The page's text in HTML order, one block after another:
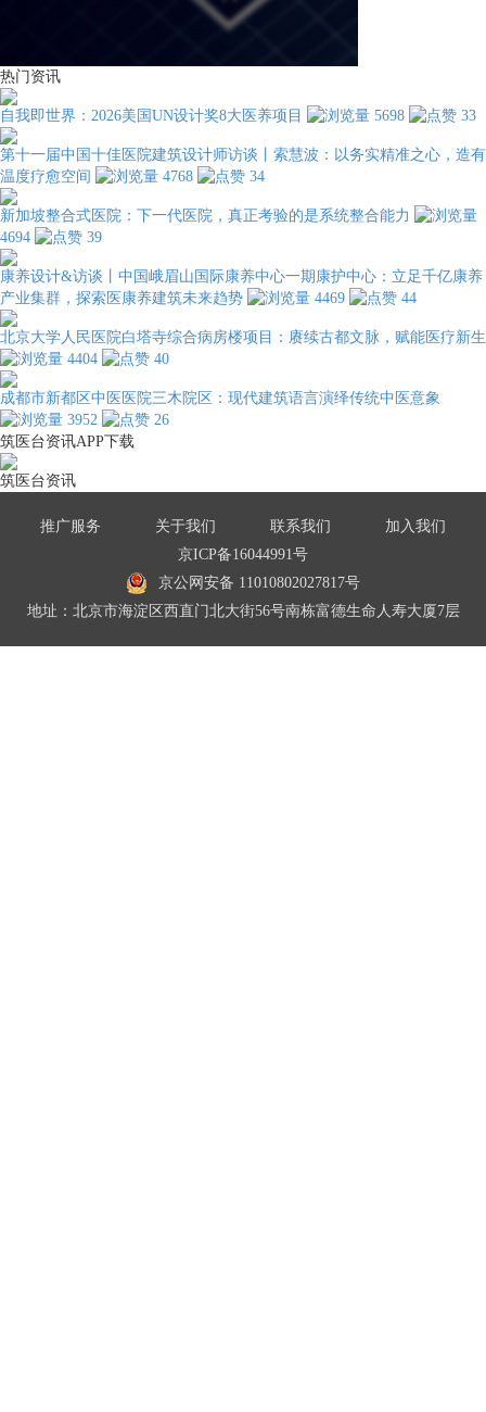
热门资讯
自我即世界：2026美国UN设计奖8大医养项目 5698 33
第十一届中国十佳医院建筑设计师访谈丨索慧波：以务实精准之心，造有
温度疗愈空间
4768 34
新加坡整合式医院：下一代医院，真正考验的是系统整合能力
4694
39
康养设计&访谈丨中国峨眉山国际康养中心一期康护中心：立足千亿康养
产业集群，探索医康养建筑未来趋势
4469 44
北京大学人民医院白塔寺综合病房楼项目：赓续古都文脉，赋能医疗新生
4404
40
成都市新都区中医医院三木院区：现代建筑语言演绎传统中医意象
3952
26
筑医台资讯APP下载
筑医台资讯
推广服务 关于我们 联系我们
加入我们
京ICP备16044991号
京公网安备 11010802027817号
地址：北京市海淀区西直门北大街56号南栋富德生命人寿大厦7层